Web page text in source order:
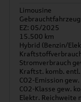
Limousine
Gebrauchtfahrzeug
EZ: 05/2025
15.500 km
Hybrid (Benzin/